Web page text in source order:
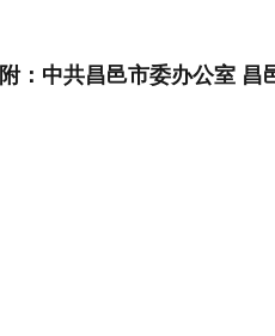
附：中共昌邑市委办公室 昌